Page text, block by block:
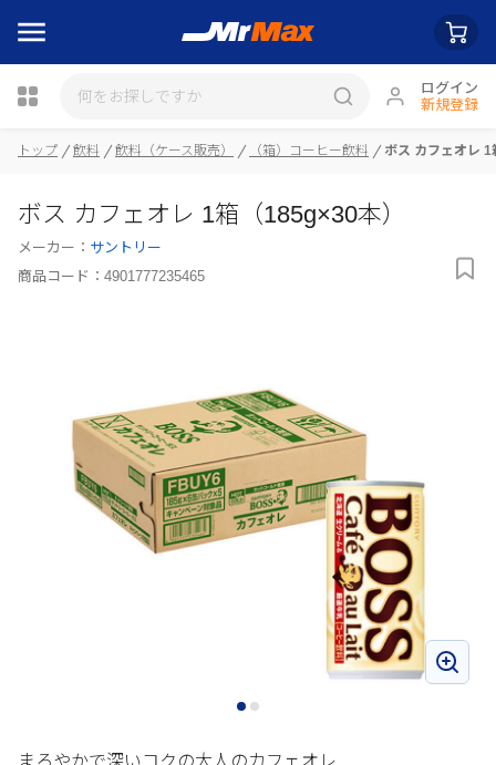
ログイン
新規登録
瓶詰
トップ 飲料 飲料（ケース販売） （箱）コーヒー飲料 ボス カフェオレ
ボス カフェオレ 1箱（185g×30本）
メーカー： サントリー
商品コード： 4901777235465
まろやかで深いコクの大人のカフェオレ